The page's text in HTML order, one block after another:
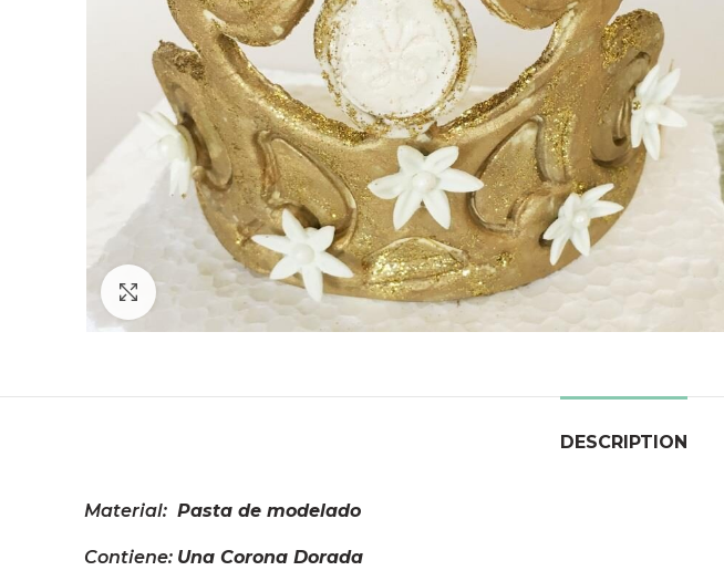
Click to enlarge
DESCRIPTION
Material: Pasta de modelado
Contiene: Una Corona Dorada